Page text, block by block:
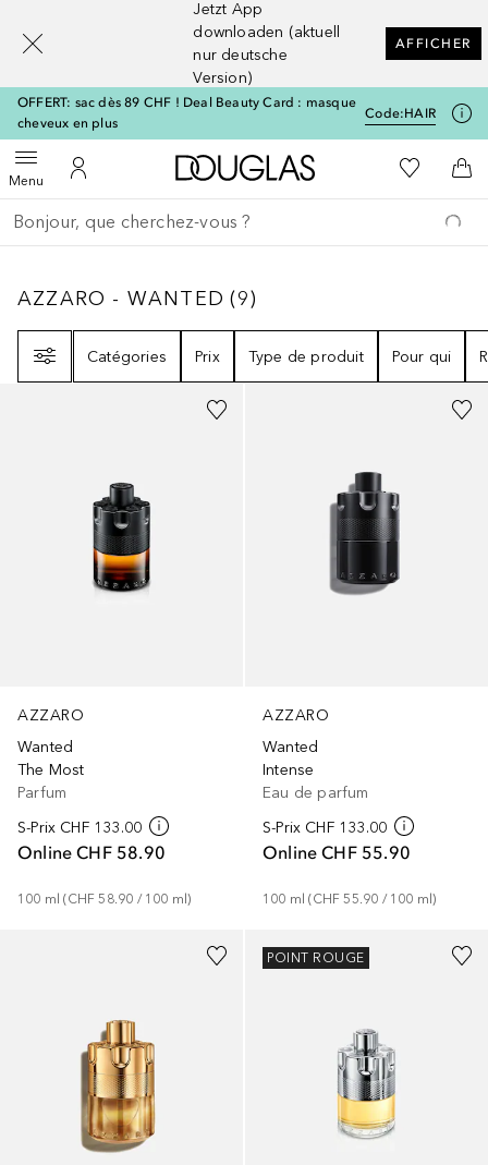
Jetzt App
downloaden (aktuell
nur deutsche
Version)
AFFICHER
OFFERT: sac dès 89 CHF ! Deal Beauty Card : masque
cheveux en plus
Code:HAIR
MenuOuvrir le menuVers Mon Compte
Vers l'accueil Douglas
Vers Ma
Retourner
Exécuter la recherche
AZZARO - WANTED9
AZZARO - WANTED (9)
Catégories
Prix Type de produit Pour qui
AZZARO
Wanted
The Most
Parfum
S-Prix CHF 133.00
Online CHF 58.90
100 ml (CHF 58.90 / 100 ml)
AZZARO
Wanted
Intense
Eau de parfum
S-Prix CHF 133.00
Online CHF 55.90
100 ml (CHF 55.90 / 100 ml)
POINT ROUGE
[navigation.slideout.screenreader]